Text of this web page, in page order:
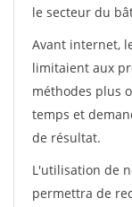
le secteur du
Avant internet,
limitaient aux
méthodes plus
temps et
de résultat.
L'utilisation de
permettra de